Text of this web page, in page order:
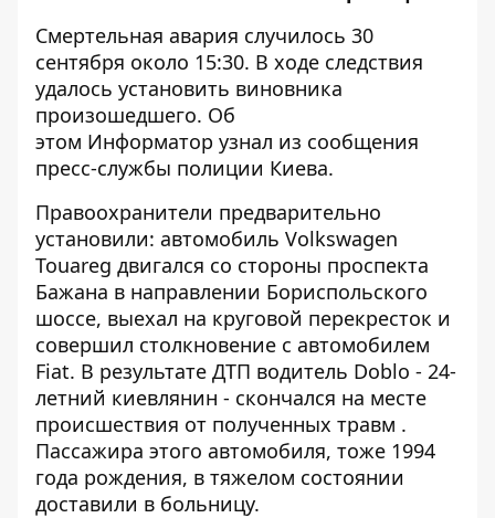
Смертельная авария случилось 30
сентября около 15:30. В ходе следствия
удалось установить виновника
произошедшего. Об
этом Информатор узнал из сообщения
пресс-службы полиции Киева.
Правоохранители предварительно
установили: автомобиль Volkswagen
Touareg двигался со стороны проспекта
Бажана в направлении Бориспольского
шоссе, выехал на круговой перекресток и
совершил столкновение с автомобилем
Fiat. В результате ДТП водитель Doblo - 24-
летний киевлянин - скончался на месте
происшествия от полученных травм .
Пассажира этого автомобиля, тоже 1994
года рождения, в тяжелом состоянии
доставили в больницу.